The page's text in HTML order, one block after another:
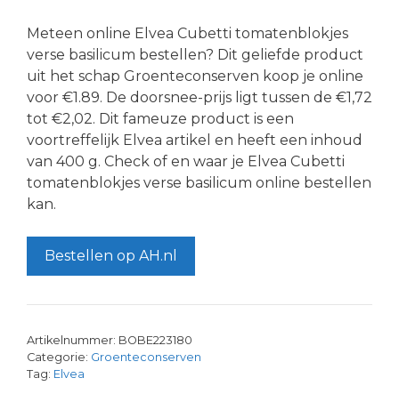
Meteen online Elvea Cubetti tomatenblokjes
verse basilicum bestellen? Dit geliefde product
uit het schap Groenteconserven koop je online
voor €1.89. De doorsnee-prijs ligt tussen de €1,72
tot €2,02. Dit fameuze product is een
voortreffelijk Elvea artikel en heeft een inhoud
van 400 g. Check of en waar je Elvea Cubetti
tomatenblokjes verse basilicum online bestellen
kan.
Bestellen op AH.nl
Artikelnummer: BOBE223180
Categorie: Groenteconserven
Tag: Elvea